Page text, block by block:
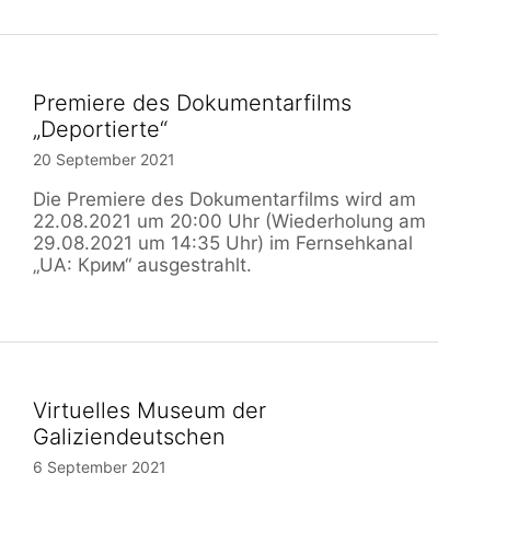
Premiere des Dokumentarfilms
„Deportierte“
20 September 2021
Die Premiere des Dokumentarfilms wird am
22.08.2021 um 20:00 Uhr (Wiederholung am
29.08.2021 um 14:35 Uhr) im Fernsehkanal
„UA: Крим“ ausgestrahlt.
Virtuelles Museum der
Galiziendeutschen
6 September 2021